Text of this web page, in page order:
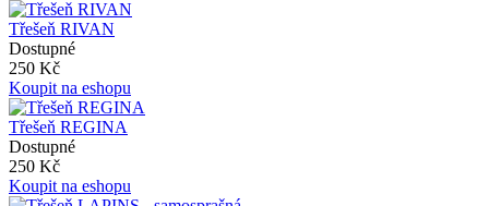
Třešeň RIVAN
Dostupné
250 Kč
Koupit na eshopu
Třešeň REGINA
Dostupné
250 Kč
Koupit na eshopu